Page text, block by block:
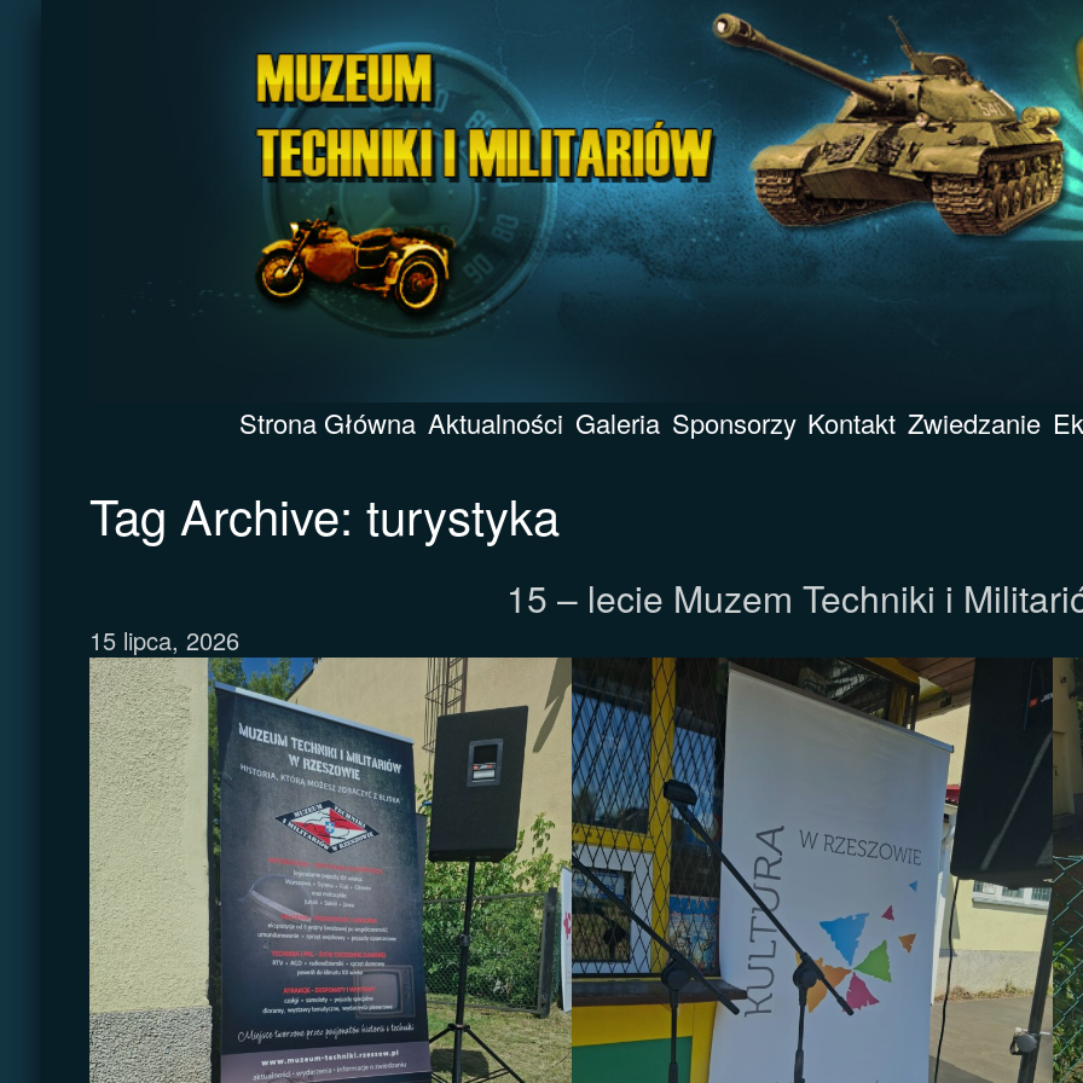
Strona Główna Aktualności Galeria Sponsorzy Kontakt Zwiedzanie
Tag Archive: turystyka
15 – lecie Muzem Techniki i
15 lipca, 2026